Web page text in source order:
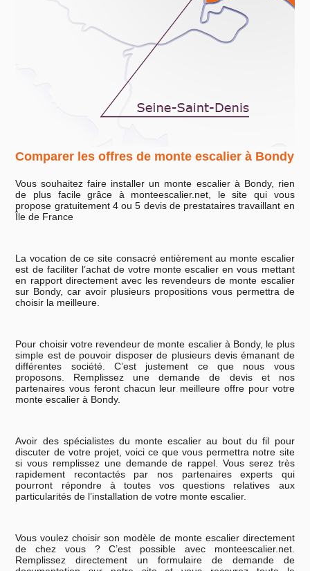
Comparer les offres de monte escalier à Bondy
Vous souhaitez faire installer un monte escalier à Bondy, rien
de plus facile grâce à monteescalier.net, le site qui vous
propose gratuitement 4 ou 5 devis de prestataires travaillant en
Île de France
La vocation de ce site consacré entièrement au monte escalier
est de faciliter l’achat de votre monte escalier en vous mettant
en rapport directement avec les revendeurs de monte escalier
sur Bondy, car avoir plusieurs propositions vous permettra de
choisir la meilleure.
Pour choisir votre revendeur de monte escalier à Bondy, le plus
simple est de pouvoir disposer de plusieurs devis émanant de
différentes société. C’est justement ce que nous vous
proposons. Remplissez une demande de devis et nos
partenaires vous feront chacun leur meilleure offre pour votre
monte escalier à Bondy.
Avoir des spécialistes du monte escalier au bout du fil pour
discuter de votre projet, voici ce que vous permettra notre site
si vous remplissez une demande de rappel. Vous serez très
rapidement recontactés par nos partenaires experts qui
pourront répondre à toutes vos questions relatives aux
particularités de l’installation de votre monte escalier.
Vous voulez choisir son modèle de monte escalier directement
de chez vous ? C’est possible avec monteescalier.net.
Remplissez directement un formulaire de demande de